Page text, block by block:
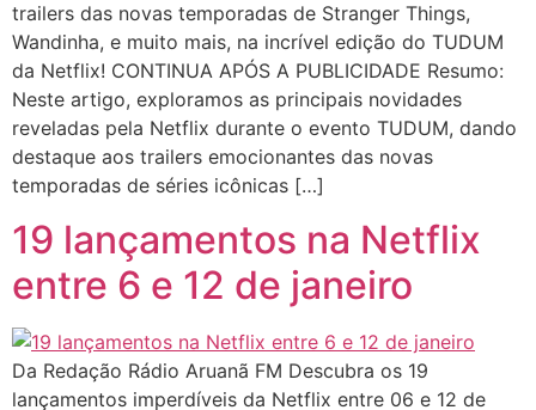
trailers das novas temporadas de Stranger Things,
Wandinha, e muito mais, na incrível edição do TUDUM
da Netflix! CONTINUA APÓS A PUBLICIDADE Resumo:
Neste artigo, exploramos as principais novidades
reveladas pela Netflix durante o evento TUDUM, dando
destaque aos trailers emocionantes das novas
temporadas de séries icônicas […]
19 lançamentos na Netflix
entre 6 e 12 de janeiro
Da Redação Rádio Aruanã FM Descubra os 19
lançamentos imperdíveis da Netflix entre 06 e 12 de